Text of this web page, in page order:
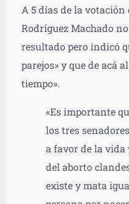
A 5 días de la votación
Rodríguez Machado
resultado pero indicó
parejos» y que de acá
tiempo».
«Es importante
los tres
a favor de la vida
del aborto
existe y mata